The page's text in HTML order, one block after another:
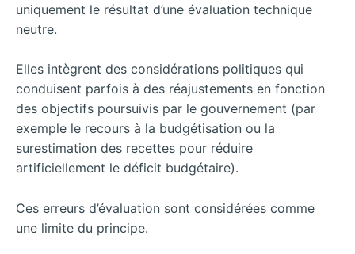
uniquement le résultat d’une évaluation technique
neutre.
Elles intègrent des considérations politiques qui
conduisent parfois à des réajustements en fonction
des objectifs poursuivis par le gouvernement (par
exemple le recours à la budgétisation ou la
surestimation des recettes pour réduire
artificiellement le déficit budgétaire).
Ces erreurs d’évaluation sont considérées comme
une limite du principe.